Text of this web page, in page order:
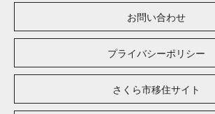
お問い合わせ
プライバシーポリシー
さくら市移住サイト